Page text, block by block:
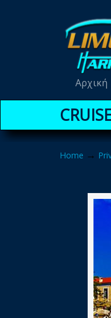
Αρχική
Navigation
Home →